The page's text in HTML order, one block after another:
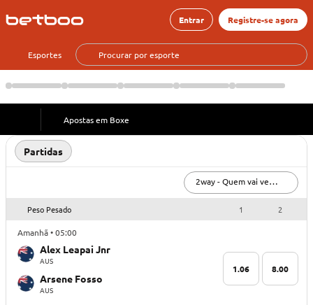
Entrar Registre-se agora
Esportes
Apostas em Boxe
Partidas
2way - Quem vai vencer?
Peso Pesado 1 2
Amanhã • 05:00
Alex Leapai Jnr
AUS
Arsene Fosso
AUS
1.06 8.00